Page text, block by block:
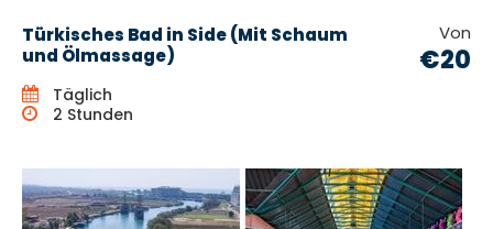
Türkisches Bad in Side (Mit Schaum
und Ölmassage)
Von
€20
Täglich
2 Stunden